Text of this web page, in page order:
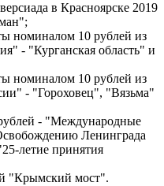
в Красноярске 2019
номиналом 10 рублей из
- "Курганская область" и
номиналом 10 рублей из
- "Гороховец", "Вязьма"
- "Международные
Ленинграда
летие принятия
"Крымский мост".